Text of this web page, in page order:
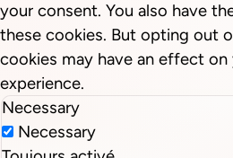
your consent. You also have
these cookies. But opting out
cookies may have an effect
experience.
Necessary
Necessary